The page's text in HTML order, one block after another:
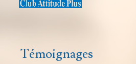
Témoignages